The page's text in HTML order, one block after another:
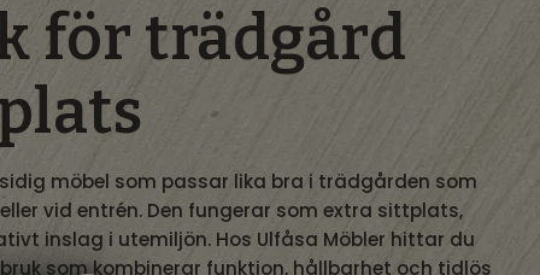
för trädgård
möbel som passar lika bra i trädgården som
vid entrén. Den fungerar som extra sittplats,
inslag i utemiljön. Hos Ulfåsa Möbler hittar du
som kombinerar funktion, hållbarhet och tidlös